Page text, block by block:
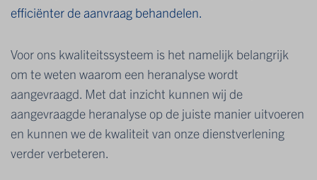
efficiënter de aanvraag behandelen.
Voor ons kwaliteitssysteem is het namelijk belangrijk
om te weten waarom een heranalyse wordt
aangevraagd. Met dat inzicht kunnen wij de
aangevraagde heranalyse op de juiste manier uitvoeren
en kunnen we de kwaliteit van onze dienstverlening
verder verbeteren.